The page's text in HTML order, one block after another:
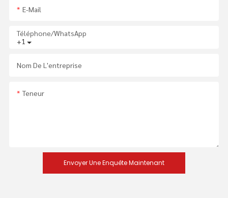
E-Mail
+1
Téléphone/WhatsApp
Nom De L'entreprise
Teneur
Envoyer Une Enquête Maintenant